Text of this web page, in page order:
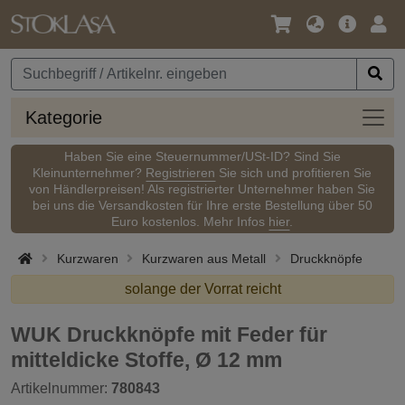
Sprache
Währung
Kategorie
Haben Sie eine Steuernummer/USt-ID? Sind Sie
Kleinunternehmer? Registrieren Sie sich und profitieren Sie
von Händlerpreisen! Als registrierter Unternehmer haben Sie
bei uns die Versandkosten für Ihre erste Bestellung über 50
Euro kostenlos. Mehr Infos hier.
Kurzwaren Kurzwaren aus Metall Druckknöpfe
solange der Vorrat reicht
WUK Druckknöpfe mit Feder für
mitteldicke Stoffe, Ø 12 mm
Artikelnummer: 780843